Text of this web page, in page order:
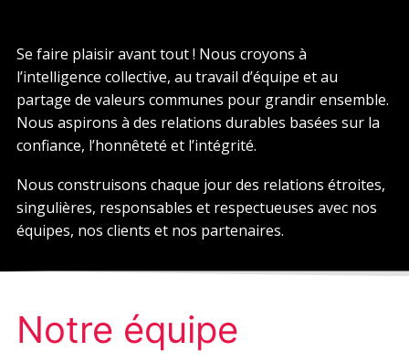
Se faire plaisir avant tout ! Nous croyons à
l’intelligence collective, au travail d’équipe et au
partage de valeurs communes pour grandir ensemble.
Nous aspirons à des relations durables basées sur la
confiance, l’honnêteté et l’intégrité.
Nous construisons chaque jour des relations étroites,
singulières, responsables et respectueuses avec nos
équipes, nos clients et nos partenaires.
Notre équipe